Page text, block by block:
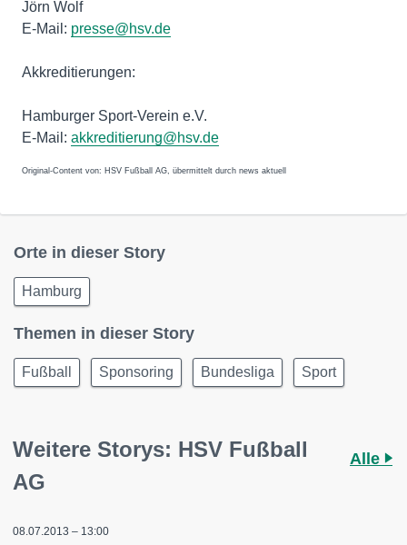
Jörn Wolf
E-Mail: presse@hsv.de
Akkreditierungen:
Hamburger Sport-Verein e.V.
E-Mail: akkreditierung@hsv.de
Original-Content von: HSV Fußball AG, übermittelt durch news aktuell
Orte in dieser Story
Hamburg
Themen in dieser Story
Fußball Sponsoring Bundesliga Sport
Weitere Storys: HSV Fußball
AG
Alle
08.07.2013 – 13:00